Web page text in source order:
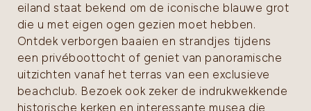
eiland staat bekend om de iconische blauwe grot
die u met eigen ogen gezien moet hebben.
Ontdek verborgen baaien en strandjes tijdens
een privéboottocht of geniet van panoramische
uitzichten vanaf het terras van een exclusieve
beachclub. Bezoek ook zeker de indrukwekkende
historische kerken en interessante musea die